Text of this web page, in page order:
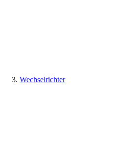
Wechselrichter